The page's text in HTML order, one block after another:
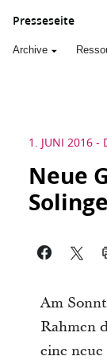
Presseseite
Archive
1. JUNI 2016 -
Neue
Am
Rahmen
eine